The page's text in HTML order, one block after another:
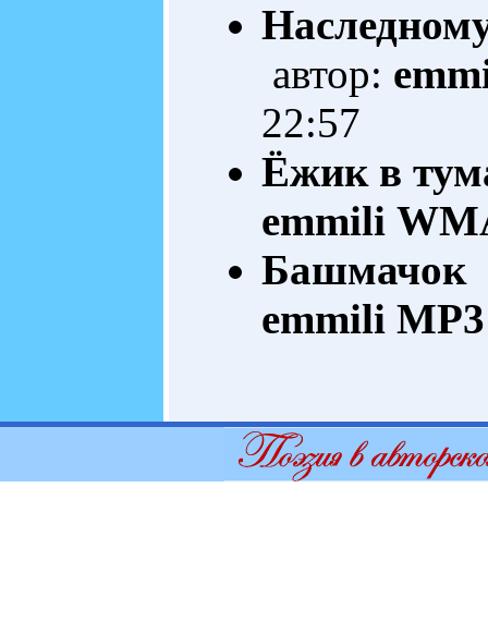
автор:
22:57
Ёжик в
emmili
Башмачок
emmili